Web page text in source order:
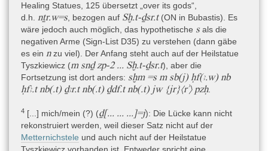
Spruch gegen Gift in einer Katze:
Reaktive/kurative Magie,
Beschwörung, Gift, Katze, Bastet;
-Spruch
„Spruch“ zur Rettung einer von Schlangen- oder Skorpiongift
befallenen Katze namens Bastet. Der anonyme Zauberer macht
Bastet Mut und befiehlt dem Gift, den Körper der Katze zu
verlassen.
Hand des Atum, Re als Ichneumon : Magie, Hand des Atum, Re,
Ichneumon, Apophis, Horus, Skorpionbeschwörer, Arzt
Healing Statues, 125 übersetzt „over its gods“,
d.h. nṯr.w=s, bezogen auf Sḫ.t-ḏsr.t (ON in Bubastis). Es
wäre jedoch auch möglich, das hypothetische sals die
negativen Arme (Sign-List D35) zu verstehen (dann gäbe
es ein n zu viel). Der Anfang steht auch auf der Heilstatue
Tyszkiewicz (m snḏ zp-2 ... Sḫ.t-ḏsr.t), aber die
Fortsetzung ist dort anders: sḫm =s m sb(j) ḥf(ꜣ.w) nb
ḥfꜣ.t nb(.t) ḏꜣr.t nb(.t) ḏdf.t nb(.t) jw {jr}〈rʾ〉 pzḥ.
4 [...] mich/mein (?) (ḏ[... ... ...]=j): Die Lücke kann nicht
rekonstruiert werden, weil dieser Satz nicht auf der
Metternichstele und auch nicht auf der Heilstatue